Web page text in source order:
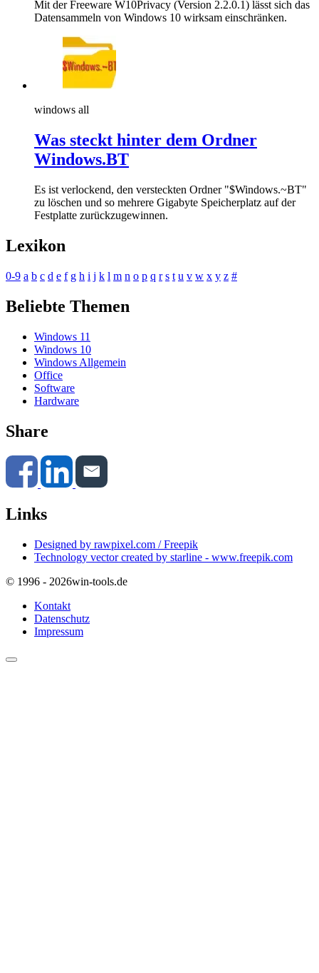
Mit der Freeware W10Privacy (Version 2.2.0.1) lässt sich das
Datensammeln von Windows 10 wirksam einschränken.
windows all
Was steckt hinter dem Ordner
Windows.BT
Es ist verlockend, den versteckten Ordner "$Windows.~BT"
zu löschen und so mehrere Gigabyte Speicherplatz auf der
Festplatte zurückzugewinnen.
Lexikon
0-9 a b c d e f g h i j k l m n o p q r s t u v w x y z #
Beliebte Themen
Windows 11
Windows 10
Windows Allgemein
Office
Software
Hardware
Share
Links
Designed by rawpixel.com / Freepik
Technology vector created by starline - www.freepik.com
© 1996 - 2026win-tools.de
Kontakt
Datenschutz
Impressum